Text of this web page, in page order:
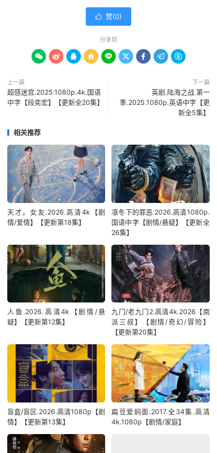
 赞(0)
分享到
        
上一篇
超感迷宫.2025.1080p.4k.国语
中字【段奕宏】【更新全20集】
下一篇
英剧.陆海之战.第一
季.2025.1080p.英语中字【更
新全5集】
相关推荐
天才，女友.2026.高清4k【剧
情/爱情】【更新第18集】
凛冬下的罪恶.2026.高清1080p.
国语中字【剧情/悬疑】【更新全
26集】
人鱼.2026.高清4k【剧情/悬
疑】【更新第12集】
九门/老九门2.高清4k.2026【南
派三叔】【剧情/奇幻/冒险】
【更新第20集】
盲盒/盲区.2026.高清1080p【剧
情】【更新第13集】
扁豆爱焖面.2017.全34集.高清
4k.1080p【剧情/家庭】